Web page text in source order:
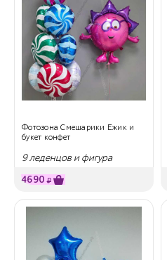
Фотозона Смешарики Ежик и
букет конфет
9 леденцов и фигура
4690 ₽